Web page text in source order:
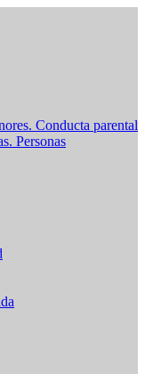
Conducta parental
Personas